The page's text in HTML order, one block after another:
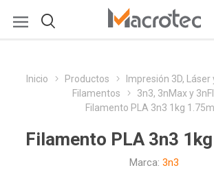
Inicio Productos
Impresión 3D, Láser
Filamentos
3n3, 3nMax y
Filamento PLA 3n3 1kg
Filamento PLA 3n3
Marca: 3n3